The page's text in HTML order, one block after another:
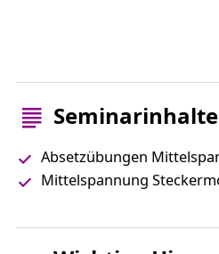
Seminarinhalte
Absetzübungen
Mittelspannung